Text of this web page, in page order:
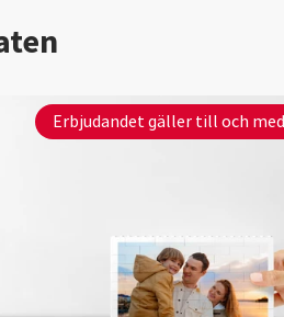
Erbjudandet gäller till och